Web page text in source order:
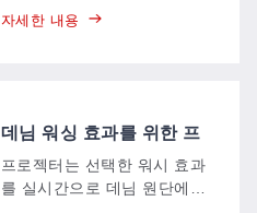
이 데님 원단의 어느 위치에
자세한 내용
데님 워싱 효과를 위한 프
로젝터 미리보기
프로젝터는 선택한 워시 효과
를 실시간으로 데님 원단에